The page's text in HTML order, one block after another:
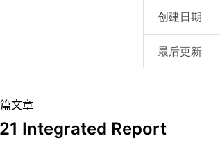
创建日期
最后更新
文章
Integrated Report